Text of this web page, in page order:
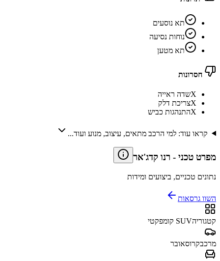
תא נוסעים
נוחות נסיעה
תא מטען
חסרונות
Xשדה ראייה
Xצריכת דלק
Xהתנהגות כביש
קראו עוד: למי הרכב מתאים, עיצוב, מנוע ועוד...
מפרט טכני - רנו קדג'אר
נתונים טכניים, ביצועים ומידות
השוו גרסאות
קטגוריהSUV קומפקטי
מרכבקרוסאובר